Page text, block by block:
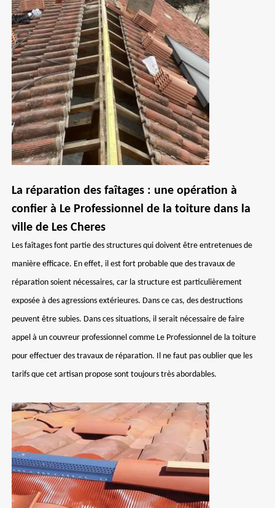
La réparation des faîtages : une opération à
confier à Le Professionnel de la toiture dans la
ville de Les Cheres
Les faîtages font partie des structures qui doivent être entretenues de
manière efficace. En effet, il est fort probable que des travaux de
réparation soient nécessaires, car la structure est particulièrement
exposée à des agressions extérieures. Dans ce cas, des destructions
peuvent être subies. Dans ces situations, il serait nécessaire de faire
appel à un couvreur professionnel comme Le Professionnel de la toiture
pour effectuer des travaux de réparation. Il ne faut pas oublier que les
tarifs que cet artisan propose sont toujours très abordables.